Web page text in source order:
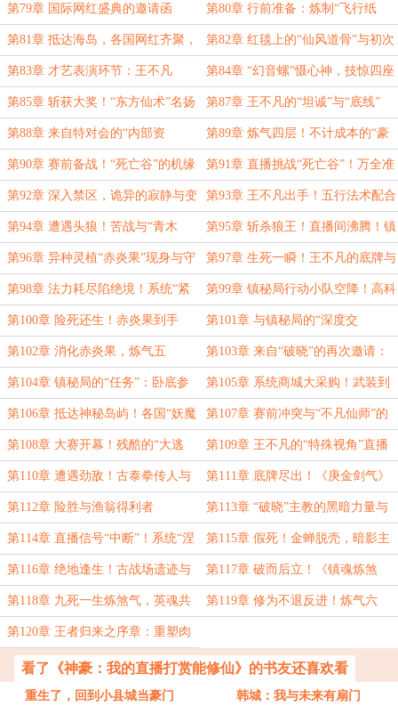
觊觎 队”的雏形
第79章 国际网红盛典的邀请函
与“文化输出”的契机
第80章 行前准备：炼制“飞行纸
鸢”与“幻音螺”
第81章 抵达海岛，各国网红齐聚，
暗流涌动
第82章 红毯上的“仙风道骨”与初次
交锋
第83章 才艺表演环节：王不凡
的“御剑飞行”
第84章 “幻音螺”慑心神，技惊四座
征服全场！
第85章 斩获大奖！“东方仙术”名扬
海外！
第87章 王不凡的“坦诚”与“底线”
第88章 来自特对会的“内部资
料”与“危险等级划分”
第89章 炼气四层！不计成本的“豪
华闭关”！
第90章 赛前备战！“死亡谷”的机缘
任务！
第91章 直播挑战“死亡谷”！万全准
备与“作死小队”
第92章 深入禁区，诡异的寂静与变
异狼群的突袭！
第93章 王不凡出手！五行法术配合
符箓，初战告捷！
第94章 遭遇头狼！苦战与“青木
剑”的首次亮相！
第95章 斩杀狼王！直播间沸腾！镇
秘局的远程关注！
第96章 异种灵植“赤炎果”现身与守
护巨蟒！
第97章 生死一瞬！王不凡的底牌与
队员的牺牲！
第98章 法力耗尽陷绝境！系统“紧
急避险”功能触发？
第99章 镇秘局行动小队空降！高科
技武器VS变异巨兽！
第100章 险死还生！赤炎果到手
与“被中断”的直播
第101章 与镇秘局的“深度交
流”与“特聘顾问”身份
第102章 消化赤炎果，炼气五
层！“真实化”突破2%！
第103章 来自“破晓”的再次邀请：
全球超凡者大赛
第104章 镇秘局的“任务”：卧底参
赛，摸清底细
第105章 系统商城大采购！武装到
牙齿的“王顾问”
第106章 抵达神秘岛屿！各国“妖魔
鬼怪”齐聚一堂
第107章 赛前冲突与“不凡仙师”的
立威
第108章 大赛开幕！残酷的“大逃
杀”规则！
第109章 王不凡的“特殊视角”直播
与猎杀时刻
第110章 遭遇劲敌！古泰拳传人与
基因改造战士的围攻！
第111章 底牌尽出！《庚金剑气》
VS《水元盾》！
第112章 险胜与渔翁得利者 第113章 “破晓”主教的黑暗力量与
王不凡的危机
第114章 直播信号“中断”！系统“涅
槃重生”的抉择！
第115章 假死！金蝉脱壳，暗影主
教的疑惑
第116章 绝地逢生！古战场遗迹与
残存的英魂愿力！
第117章 破而后立！《镇魂炼煞
诀》与《英灵战歌》！
第118章 九死一生炼煞气，英魂共
鸣铸道基！
第119章 修为不退反进！炼气六
第120章 王者归来之序章：重塑肉
身，系统升级，新的征程！
看了《神豪：我的直播打赏能修仙》的书友还喜欢看
重生了，回到小县城当豪门
韩城：我与未来有扇门